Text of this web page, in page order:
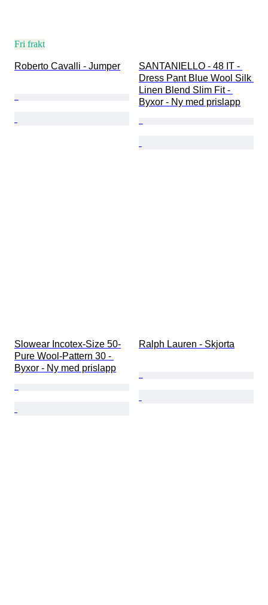
Fri frakt
Roberto Cavalli - Jumper
SANTANIELLO - 48 IT -
Dress Pant Blue Wool Silk
Linen Blend Slim Fit -
Byxor - Ny med prislapp
Slowear Incotex-Size 50-
Pure Wool-Pattern 30 -
Byxor - Ny med prislapp
Ralph Lauren - Skjorta